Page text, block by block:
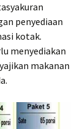
penyediaan
kotak.
menyediakan
makanan